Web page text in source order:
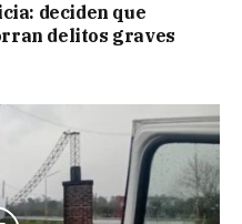
deciden que
delitos graves